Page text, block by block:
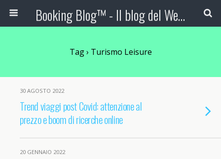
Booking Blog™ - Il blog del Web Marketing Turistico
Tag › Turismo Leisure
30 AGOSTO 2022
Trend viaggi post Covid: attenzione al
prezzo e boom di ricerche online
20 GENNAIO 2022